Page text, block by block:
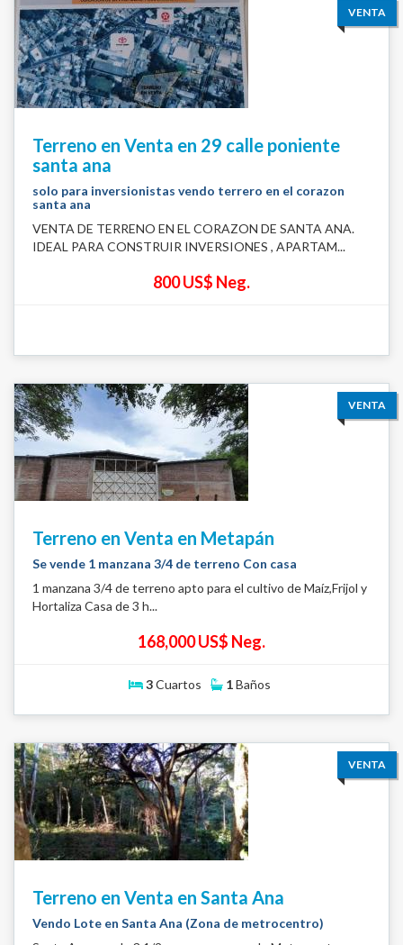
VENTA
Terreno en Venta en 29 calle poniente
santa ana
solo para inversionistas vendo terrero en el corazon
santa ana
VENTA DE TERRENO EN EL CORAZON DE SANTA ANA.
IDEAL PARA CONSTRUIR INVERSIONES , APARTAM...
800 US$ Neg.
VENTA
Terreno en Venta en Metapán
Se vende 1 manzana 3/4 de terreno Con casa
1 manzana 3/4 de terreno apto para el cultivo de Maíz,Frijol y
Hortaliza Casa de 3 h...
168,000 US$ Neg.
3Cuartos 1Baños
VENTA
Terreno en Venta en Santa Ana
Vendo Lote en Santa Ana (Zona de metrocentro)